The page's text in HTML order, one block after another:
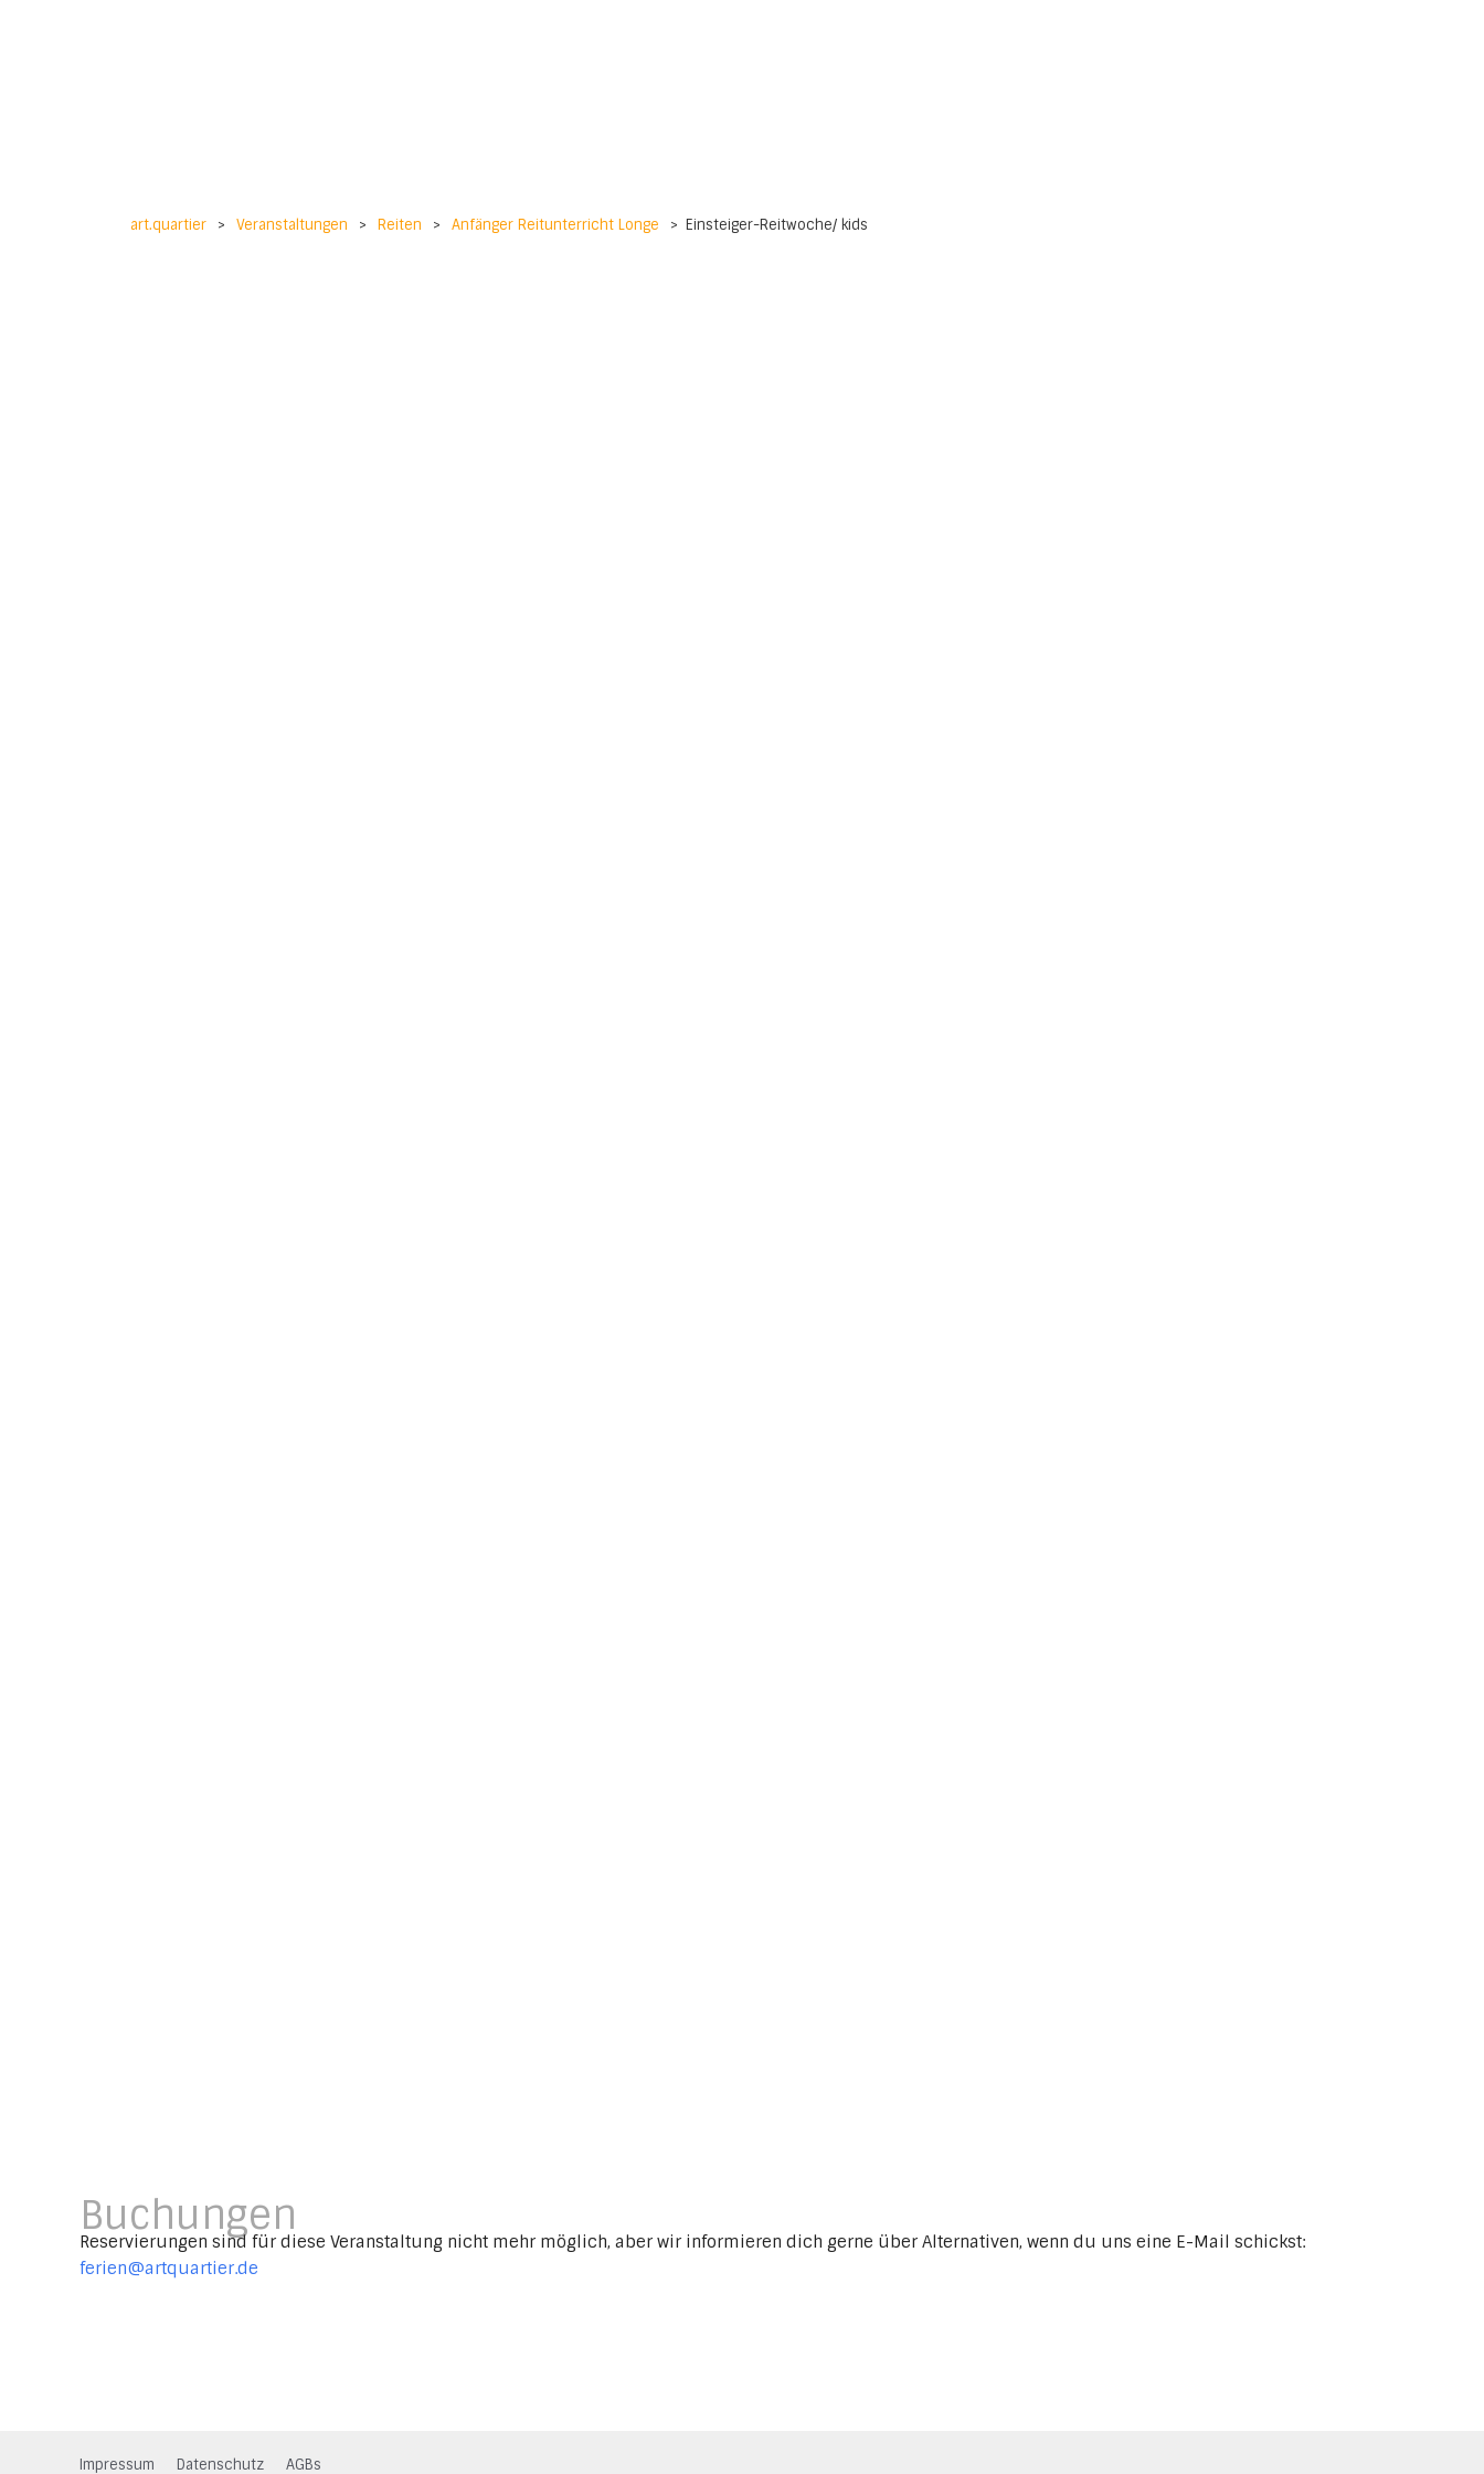
art.quartier > Veranstaltungen > Reiten > Anfänger Reitunterricht Longe > Einsteiger-Reitwoche/ kids
Buchungen
Reservierungen sind für diese Veranstaltung nicht mehr möglich, aber wir informieren dich gerne über Alternativen, wenn du uns eine E-Mail schickst:
ferien@artquartier.de
Impressum Datenschutz AGBs